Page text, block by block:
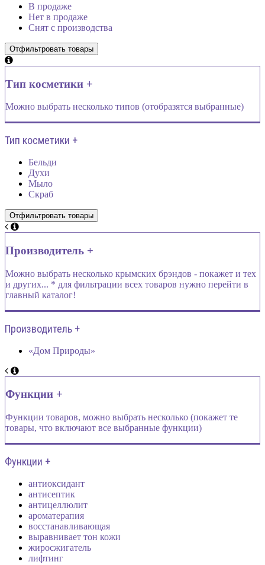
В продаже
Нет в продаже
Снят с производства
Тип косметики +
Можно выбрать несколько типов (отобразятся выбранные)
Тип косметики +
Бельди
Духи
Мыло
Скраб
Производитель +
Можно выбрать несколько крымских брэндов - покажет и тех
и других... * для фильтрации всех товаров нужно перейти в
главный каталог!
Производитель +
«Дом Природы»
Функции +
Функции товаров, можно выбрать несколько (покажет те
товары, что включают все выбранные функции)
Функции +
антиоксидант
антисептик
антицеллюлит
ароматерапия
восстанавливающая
выравнивает тон кожи
жиросжигатель
лифтинг